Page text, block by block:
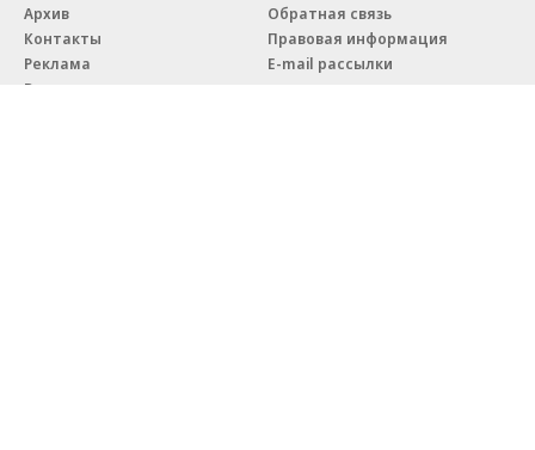
Архив
Контакты
Реклама
Вакансии
Обратная связь
Правовая информация
E-mail рассылки